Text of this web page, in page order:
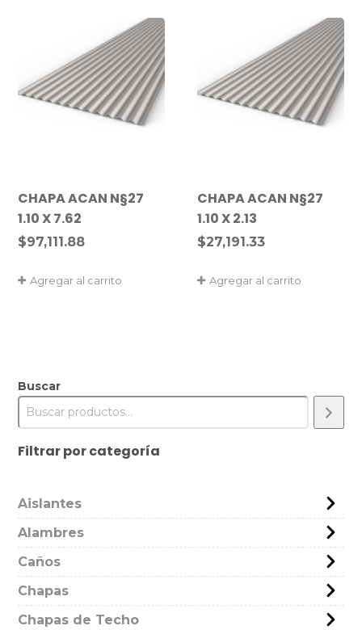
CHAPA ACAN N§27
1.10 X 7.62
$97,111.88
Agregar al carrito
CHAPA ACAN N§27
1.10 X 2.13
$27,191.33
Agregar al carrito
Buscar
Filtrar por categoría
Aislantes
Alambres
Caños
Chapas
Chapas de Techo